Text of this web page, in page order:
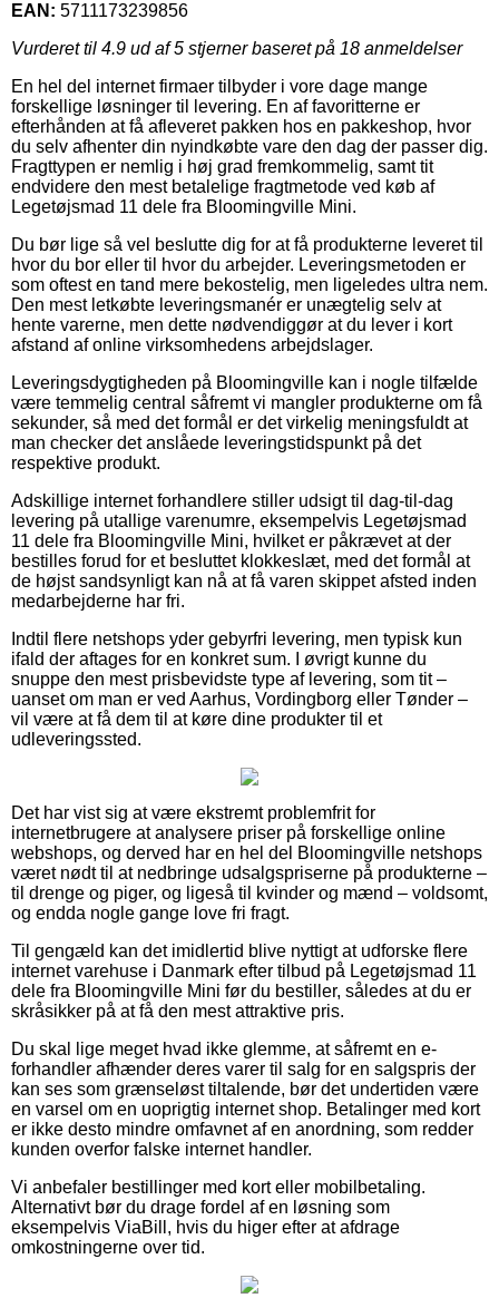
EAN: 5711173239856
Vurderet til 4.9 ud af 5 stjerner baseret på 18 anmeldelser
En hel del internet firmaer tilbyder i vore dage mange
forskellige løsninger til levering. En af favoritterne er
efterhånden at få afleveret pakken hos en pakkeshop, hvor
du selv afhenter din nyindkøbte vare den dag der passer dig.
Fragttypen er nemlig i høj grad fremkommelig, samt tit
endvidere den mest betalelige fragtmetode ved køb af
Legetøjsmad 11 dele fra Bloomingville Mini.
Du bør lige så vel beslutte dig for at få produkterne leveret til
hvor du bor eller til hvor du arbejder. Leveringsmetoden er
som oftest en tand mere bekostelig, men ligeledes ultra nem.
Den mest letkøbte leveringsmanér er unægtelig selv at
hente varerne, men dette nødvendiggør at du lever i kort
afstand af online virksomhedens arbejdslager.
Leveringsdygtigheden på Bloomingville kan i nogle tilfælde
være temmelig central såfremt vi mangler produkterne om få
sekunder, så med det formål er det virkelig meningsfuldt at
man checker det anslåede leveringstidspunkt på det
respektive produkt.
Adskillige internet forhandlere stiller udsigt til dag-til-dag
levering på utallige varenumre, eksempelvis Legetøjsmad
11 dele fra Bloomingville Mini, hvilket er påkrævet at der
bestilles forud for et besluttet klokkeslæt, med det formål at
de højst sandsynligt kan nå at få varen skippet afsted inden
medarbejderne har fri.
Indtil flere netshops yder gebyrfri levering, men typisk kun
ifald der aftages for en konkret sum. I øvrigt kunne du
snuppe den mest prisbevidste type af levering, som tit –
uanset om man er ved Aarhus, Vordingborg eller Tønder –
vil være at få dem til at køre dine produkter til et
udleveringssted.
Det har vist sig at være ekstremt problemfrit for
internetbrugere at analysere priser på forskellige online
webshops, og derved har en hel del Bloomingville netshops
været nødt til at nedbringe udsalgspriserne på produkterne –
til drenge og piger, og ligeså til kvinder og mænd – voldsomt,
og endda nogle gange love fri fragt.
Til gengæld kan det imidlertid blive nyttigt at udforske flere
internet varehuse i Danmark efter tilbud på Legetøjsmad 11
dele fra Bloomingville Mini før du bestiller, således at du er
skråsikker på at få den mest attraktive pris.
Du skal lige meget hvad ikke glemme, at såfremt en e-
forhandler afhænder deres varer til salg for en salgspris der
kan ses som grænseløst tiltalende, bør det undertiden være
en varsel om en uoprigtig internet shop. Betalinger med kort
er ikke desto mindre omfavnet af en anordning, som redder
kunden overfor falske internet handler.
Vi anbefaler bestillinger med kort eller mobilbetaling.
Alternativt bør du drage fordel af en løsning som
eksempelvis ViaBill, hvis du higer efter at afdrage
omkostningerne over tid.